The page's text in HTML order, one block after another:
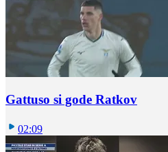
Gattuso si gode Ratkov
02:09